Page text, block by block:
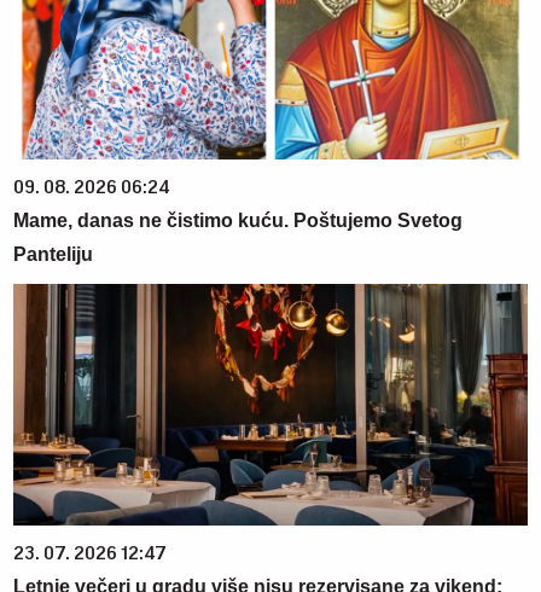
09. 08. 2026 06:24
Mame, danas ne čistimo kuću. Poštujemo Svetog
Panteliju
23. 07. 2026 12:47
Letnje večeri u gradu više nisu rezervisane za vikend: